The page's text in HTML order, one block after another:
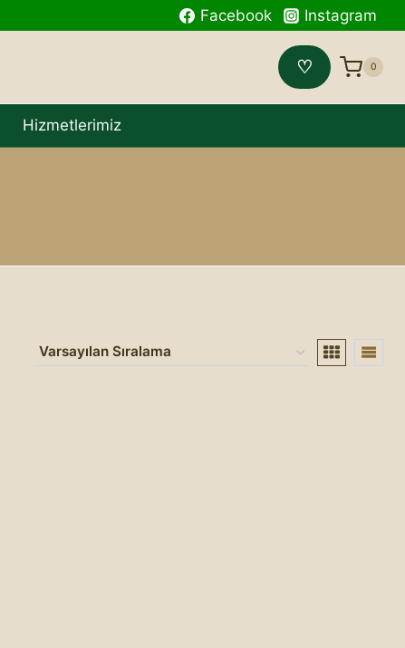
Facebook Instagram
♡ 0
Hizmetlerimiz